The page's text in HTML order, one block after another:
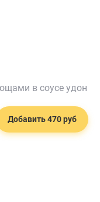
в соусе удон
Добавить 470 руб